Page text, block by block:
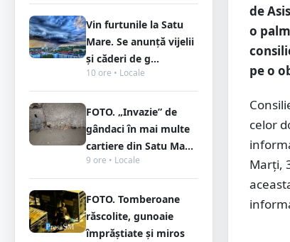
Vin furtunile la Satu
Mare. Se anunță vijelii
și căderi de g...
10 ore • Locale
FOTO. „Invazie” de
gândaci în mai multe
cartiere din Satu Ma...
9 ore • Locale
FOTO. Tomberoane
răscolite, gunoaie
împrăștiate și miros
de
o
pe o
celor
Marți,